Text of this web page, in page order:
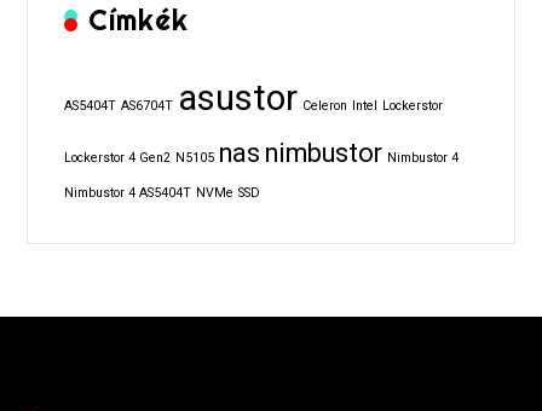
Címkék
AS5404T AS6704T asustor Celeron Intel Lockerstor
Lockerstor 4 Gen2 N5105 nas nimbustor Nimbustor 4
Nimbustor 4 AS5404T NVMe SSD